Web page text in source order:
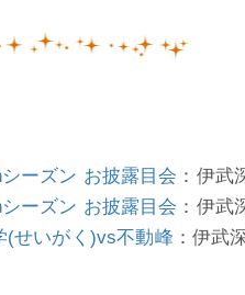
ーズン お披露目会 ：伊武
ーズン お披露目会 ：伊武
(せいがく)vs不動峰 ：伊武